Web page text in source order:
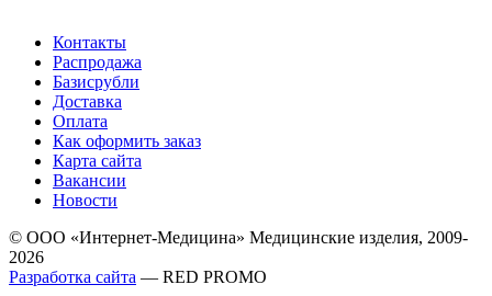
Контакты
Распродажа
Базисрубли
Доставка
Оплата
Как оформить заказ
Карта сайта
Вакансии
Новости
© ООО «Интернет-Медицина» Медицинские изделия, 2009-
2026
Разработка сайта — RED PROMO